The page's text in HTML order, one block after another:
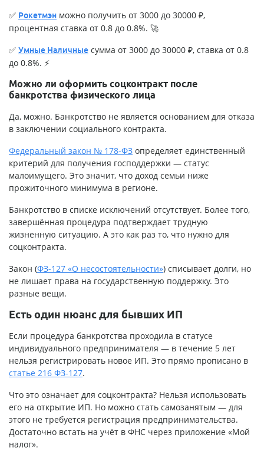
✅ Рокетмэн можно получить от 3000 до 30000 ₽,
процентная ставка от 0.8 до 0.8%. 🚀
✅ Умные Наличные сумма от 3000 до 30000 ₽, ставка от 0.8
до 0.8%. ⚡
Можно ли оформить соцконтракт после
банкротства физического лица
Да, можно. Банкротство не является основанием для отказа
в заключении социального контракта.
Федеральный закон № 178-ФЗ определяет единственный
критерий для получения господдержки — статус
малоимущего. Это значит, что доход семьи ниже
прожиточного минимума в регионе.
Банкротство в списке исключений отсутствует. Более того,
завершённая процедура подтверждает трудную
жизненную ситуацию. А это как раз то, что нужно для
соцконтракта.
Закон (ФЗ-127 «О несостоятельности») списывает долги, но
не лишает права на государственную поддержку. Это
разные вещи.
Есть один нюанс для бывших ИП
Если процедура банкротства проходила в статусе
индивидуального предпринимателя — в течение 5 лет
нельзя регистрировать новое ИП. Это прямо прописано в
статье 216 ФЗ-127.
Что это означает для соцконтракта? Нельзя использовать
его на открытие ИП. Но можно стать самозанятым — для
этого не требуется регистрация предпринимательства.
Достаточно встать на учёт в ФНС через приложение «Мой
налог».